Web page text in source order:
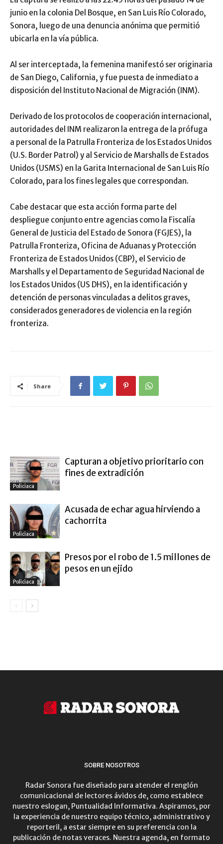
junio en la colonia Del Bosque, en San Luis Río Colorado,
Sonora, luego de una denuncia anónima que permitió
ubicarla en la vía pública.
Al ser interceptada, la femenina manifestó ser originaria
de San Diego, California, y fue puesta de inmediato a
disposición del Instituto Nacional de Migración (INM).
Derivado de los protocolos de cooperación internacional,
autoridades del INM realizaron la entrega de la prófuga
a personal de la Patrulla Fronteriza de los Estados Unidos
(U.S. Border Patrol) y al Servicio de Marshalls de Estados
Unidos (USMS) en la Garita Internacional de San Luis Río
Colorado, para los fines legales que correspondan.
Cabe destacar que esta acción forma parte del
despliegue conjunto entre agencias como la Fiscalía
General de Justicia del Estado de Sonora (FGJES), la
Patrulla Fronteriza, Oficina de Aduanas y Protección
Fronteriza de Estados Unidos (CBP), el Servicio de
Marshalls y el Departamento de Seguridad Nacional de
los Estados Unidos (US DHS), en la identificación y
detención de personas vinculadas a delitos graves,
considerados generadores de violencia en la región
fronteriza.
Share
Policiaca
Capturan a objetivo prioritario con
fines de extradición
Policiaca
Acusada de echar agua hirviendo a
cachorrita
Policiaca
Presos por el robo de 1.5 millones de
pesos en un ejido
SOBRE NOSOTROS
Radar Sonora fue diseñado para atender el renglón
comunicacional de lectores ávidos de, como establece
nuestro eslogan, Puntualidad Informativa. Aspiramos, por
la experiencia de nuestro equipo técnico, administrativo y
reporteril, a estar siempre en su preferencia con la
publicación de notas veraces. Nuestra agenda, en formato